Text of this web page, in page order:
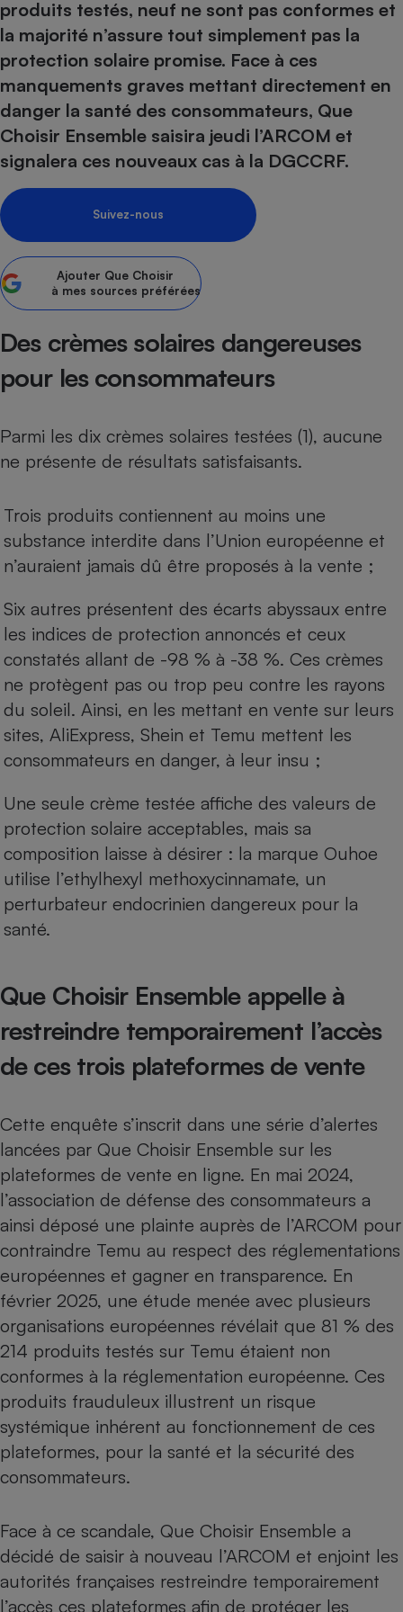
produits testés, neuf ne sont pas conformes et
la majorité n’assure tout simplement pas la
protection solaire promise. Face à ces
manquements graves mettant directement en
danger la santé des consommateurs, Que
Choisir Ensemble saisira jeudi l’ARCOM et
signalera ces nouveaux cas à la DGCCRF.
Suivez-nous
Ajouter Que Choisir
à mes sources préférées
Des crèmes solaires dangereuses
pour les consommateurs
Parmi les dix crèmes solaires testées (1), aucune
ne présente de résultats satisfaisants.
Trois produits contiennent au moins une
substance interdite dans l’Union européenne et
n’auraient jamais dû être proposés à la vente ;
Six autres présentent des écarts abyssaux entre
les indices de protection annoncés et ceux
constatés allant de -98 % à -38 %. Ces crèmes
ne protègent pas ou trop peu contre les rayons
du soleil. Ainsi, en les mettant en vente sur leurs
sites, AliExpress, Shein et Temu mettent les
consommateurs en danger, à leur insu ;
Une seule crème testée affiche des valeurs de
protection solaire acceptables, mais sa
composition laisse à désirer : la marque Ouhoe
utilise l’ethylhexyl methoxycinnamate, un
perturbateur endocrinien dangereux pour la
santé.
Que Choisir Ensemble appelle à
restreindre temporairement l’accès
de ces trois plateformes de vente
Cette enquête s’inscrit dans une série d’alertes
lancées par Que Choisir Ensemble sur les
plateformes de vente en ligne. En mai 2024,
l’association de défense des consommateurs a
ainsi déposé une plainte auprès de l’ARCOM pour
contraindre Temu au respect des réglementations
européennes et gagner en transparence. En
février 2025, une étude menée avec plusieurs
organisations européennes révélait que 81 % des
214 produits testés sur Temu étaient non
conformes à la réglementation européenne. Ces
produits frauduleux illustrent un risque
systémique inhérent au fonctionnement de ces
plateformes, pour la santé et la sécurité des
consommateurs.
Face à ce scandale, Que Choisir Ensemble a
décidé de saisir à nouveau l’ARCOM et enjoint les
autorités françaises restreindre temporairement
l’accès ces plateformes afin de protéger les
Complément
alimentaire
Assurance emprunteur
Petit électroménager -
Plaque de cuisson à
induction
Climatiseur -
Ventilateur
Cafetière à expressos
Smartphone
Antivirus
Matelas
Radiateur électrique
Climatiseur -
Ventilateur